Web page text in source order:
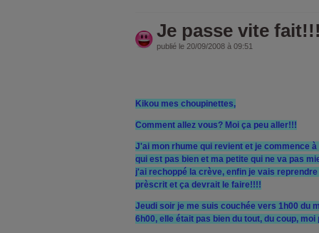
Je passe vite
publié le 20/09/2008 à 09:51
Kikou mes choupinettes,
Comment allez vous? Moi ça peu aller!!!
J'ai mon rhume qui revient et je commence
qui est pas bien et ma petite qui ne va pas
j'ai rechoppé la crève, enfin je vais
prèscrit et ça devrait le faire!!!!
Jeudi soir je me suis couchée vers 1h00 du
6h00, elle était pas bien du tout, du coup,